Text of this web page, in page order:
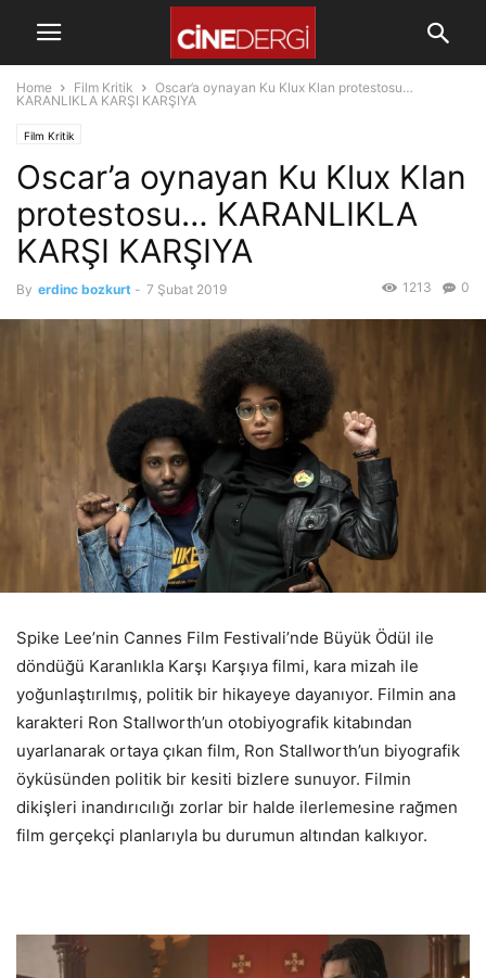
Home Film Kritik
Oscar’a oynayan Ku Klux Klan protestosu…
KARANLIKLA KARŞI KARŞIYA
Film Kritik
Oscar’a oynayan Ku Klux Klan
protestosu… KARANLIKLA
KARŞI KARŞIYA
By erdinc bozkurt - 7 Şubat 2019 0
1213
Spike Lee’nin Cannes Film Festivali’nde Büyük Ödül ile
döndüğü Karanlıkla Karşı Karşıya filmi, kara mizah ile
yoğunlaştırılmış, politik bir hikayeye dayanıyor. Filmin ana
karakteri Ron Stallworth’un otobiyografik kitabından
uyarlanarak ortaya çıkan film, Ron Stallworth’un biyografik
öyküsünden politik bir kesiti bizlere sunuyor. Filmin
dikişleri inandırıcılığı zorlar bir halde ilerlemesine rağmen
film gerçekçi planlarıyla bu durumun altından kalkıyor.